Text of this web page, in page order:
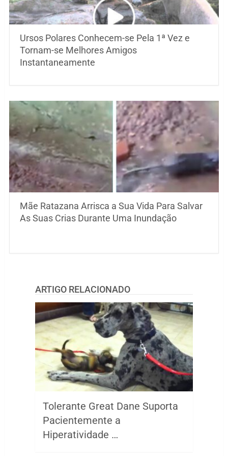
Ursos Polares Conhecem-se Pela 1ª Vez e
Tornam-se Melhores Amigos
Instantaneamente
Mãe Ratazana Arrisca a Sua Vida Para Salvar
As Suas Crias Durante Uma Inundação
ARTIGO RELACIONADO
Tolerante Great Dane Suporta
Pacientemente a
Hiperatividade …